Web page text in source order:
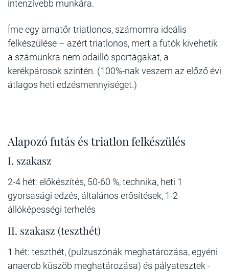
intenzívebb munkára.
Íme egy amatőr triatlonos, számomra ideális
felkészülése – azért triatlonos, mert a futók kivehetik
a számunkra nem odailló sportágakat, a
kerékpárosok szintén. (100%-nak veszem az előző évi
átlagos heti edzésmennyiséget.)
Alapozó futás és triatlon felkészülés
I. szakasz
2-4 hét: előkészítés, 50-60 %, technika, heti 1
gyorsasági edzés, általános erősítések, 1-2
állóképességi terhelés
II. szakasz (teszthét)
1 hét: teszthét, (pulzuszónák meghatározása, egyéni
anaerob küszöb meghatározása) és pályatesztek -